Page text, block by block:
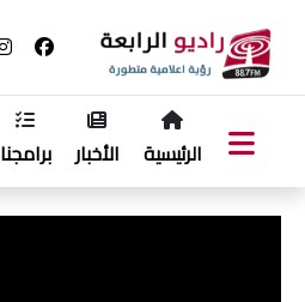
الرئيسية الأخبار برامجنا